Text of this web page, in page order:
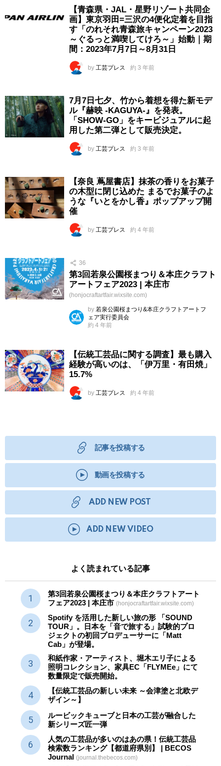
【青森県・JAL・星野リゾート共同企
画】東京羽田=三沢の4便化定着を目指
す「のれそれ青森旅キャンペーン2023
～ぐるっと満喫してけろ～」始動｜期
間：2023年7月7日～8月31日
by 工芸プレス 約 3 年前
7月7日七夕、竹から着想を得た新モデ
ル『赫映 -KAGUYA-』を発表。
「SHOW-GO」をキービジュアルに起
用した第二弾として販売決定。
by 工芸プレス 約 3 年前
【奈良 蔦屋書店】抹茶の香りをお菓子
の木型に閉じ込めた まるでお菓子のよ
うな『いとをかし香』ポップアップ開
催
by 工芸プレス 約 4 年前
36
第3回若泉公園桜まつり＆本庄クラフト
アートフェア2023 | 本庄市
(honjocraftartfair.wixsite.com)
by 若泉公園桜まつり&本庄クラフトアートフ
ェア実行委員会
約 4 年前
【伝統工芸品に関する調査】最も購入
経験が高いのは、「伊万里・有田焼」
15.7%
by 工芸プレス 約 4 年前
記事を投稿する
動画を投稿する
ADD NEW POST
ADD NEW VIDEO
よく読まれている記事
第3回若泉公園桜まつり＆本庄クラフトアート
フェア2023 | 本庄市 (honjocraftartfair.wixsite.com)
Spotify を活用した新しい旅の形 「SOUND
TOUR」。日本を「音で旅する」試験的プロ
ジェクトの初回プロデューサーに「Matt
Cab」が登場。
和紙作家・アーティスト、堀木エリ子による
照明コレクション、家具EC「FLYMEe」にて
数量限定で販売開始。
【伝統工芸品の新しい未来 ～会津塗と北欧デ
ザイン～】
ルービックキューブと日本の工芸が融合した
新シリーズ匠一弾
人気の工芸品が多いのはあの県！伝統工芸品
検索数ランキング【都道府県別】 | BECOS
Journal (journal.thebecos.com)